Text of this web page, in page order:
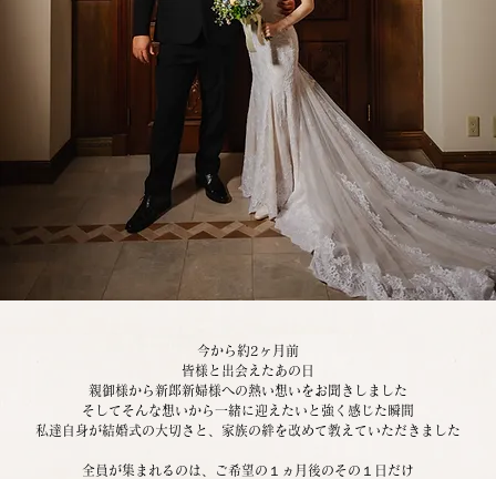
今から約2ヶ月前
皆様と出会えたあの日
親御様から新郎新婦様への熱い想いをお聞きしました
そしてそんな想いから一緒に迎えたいと強く感じた瞬間
私達自身が結婚式の大切さと、家族の絆を改めて教えていただきました
全員が集まれるのは、ご希望の１ヵ月後のその１日だけ